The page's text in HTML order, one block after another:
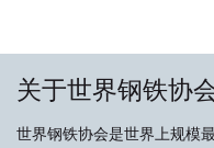
关于世界钢铁协
世界钢铁协会是世界上规模